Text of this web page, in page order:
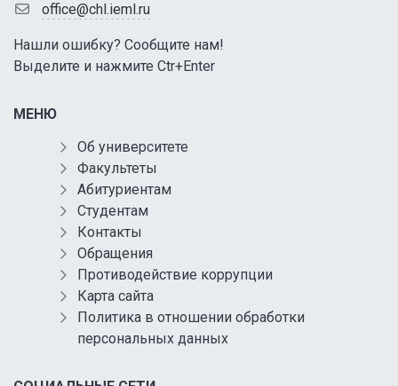
office@chl.ieml.ru
Нашли ошибку? Сообщите нам!
Выделите и нажмите Ctr+Enter
МЕНЮ
Об университете
Факультеты
Абитуриентам
Студентам
Контакты
Обращения
Противодействие коррупции
Карта сайта
Политика в отношении обработки
персональных данных